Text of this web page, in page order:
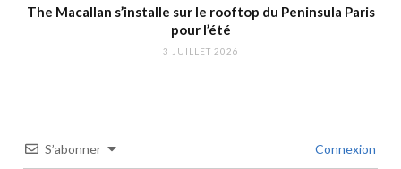
The Macallan s’installe sur le rooftop du Peninsula Paris
pour l’été
3 JUILLET 2026
S’abonner Connexion